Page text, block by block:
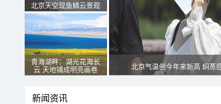
北京天空现鱼鳞云景观
青海湖畔：湖光花海长
云 天地铺成明亮画卷
北京气温创今年来新高 焖蒸
新闻资讯